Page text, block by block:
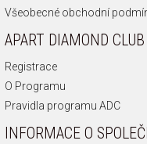
Všeobecné obchodní
APART DIAMOND CLUB
Registrace
O Programu
Pravidla programu ADC
INFORMACE O